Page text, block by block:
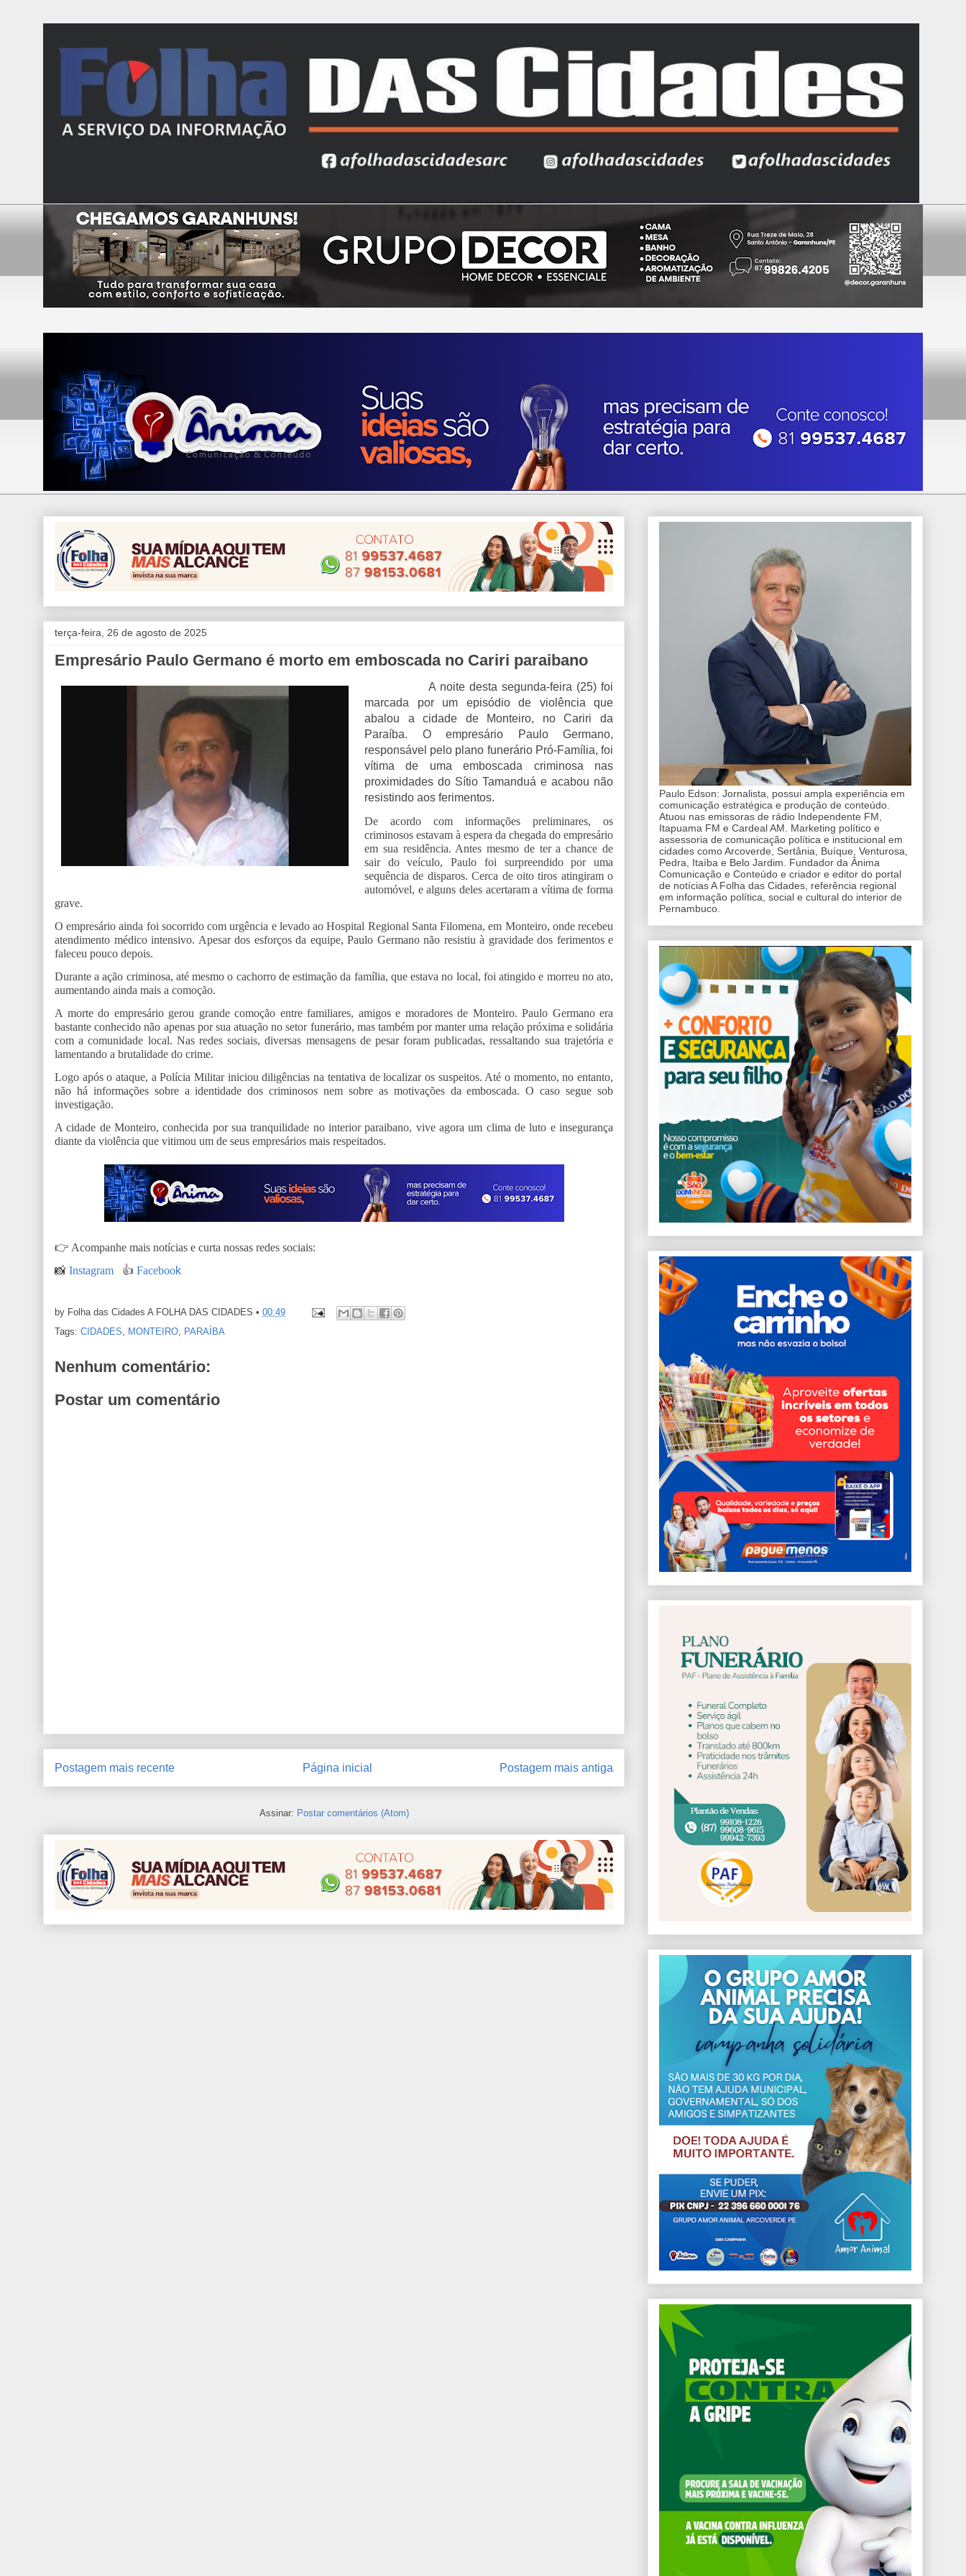
terça-feira, 26 de agosto de 2025
Empresário Paulo Germano é morto em emboscada no Cariri paraibano
A noite desta segunda-feira (25) foi
marcada por um episódio de violência que
abalou a cidade de Monteiro, no Cariri da
Paraíba. O empresário Paulo Germano,
responsável pelo plano funerário Pró-Família, foi
vítima de uma emboscada criminosa nas
proximidades do Sítio Tamanduá e acabou não
resistindo aos ferimentos.
De acordo com informações preliminares, os
criminosos estavam à espera da chegada do empresário
em sua residência. Antes mesmo de ter a chance de
sair do veículo, Paulo foi surpreendido por uma
sequência de disparos. Cerca de oito tiros atingiram o
automóvel, e alguns deles acertaram a vítima de forma
grave.
O empresário ainda foi socorrido com urgência e levado ao Hospital Regional Santa Filomena, em Monteiro, onde recebeu
atendimento médico intensivo. Apesar dos esforços da equipe, Paulo Germano não resistiu à gravidade dos ferimentos e
faleceu pouco depois.
Durante a ação criminosa, até mesmo o cachorro de estimação da família, que estava no local, foi atingido e morreu no ato,
aumentando ainda mais a comoção.
A morte do empresário gerou grande comoção entre familiares, amigos e moradores de Monteiro. Paulo Germano era
bastante conhecido não apenas por sua atuação no setor funerário, mas também por manter uma relação próxima e solidária
com a comunidade local. Nas redes sociais, diversas mensagens de pesar foram publicadas, ressaltando sua trajetória e
lamentando a brutalidade do crime.
Logo após o ataque, a Polícia Militar iniciou diligências na tentativa de localizar os suspeitos. Até o momento, no entanto,
não há informações sobre a identidade dos criminosos nem sobre as motivações da emboscada. O caso segue sob
investigação.
A cidade de Monteiro, conhecida por sua tranquilidade no interior paraibano, vive agora um clima de luto e insegurança
diante da violência que vitimou um de seus empresários mais respeitados.
👉 Acompanhe mais notícias e curta nossas redes sociais:
📸 Instagram 👍 Facebook
by Folha das Cidades A FOLHA DAS CIDADES • 00:49
Tags: CIDADES, MONTEIRO, PARAÍBA
Nenhum comentário:
Postar um comentário
Postagem mais recente Postagem mais antiga
Página inicial
Assinar: Postar comentários (Atom)
Paulo Edson: Jornalista, possui ampla experiência em
comunicação estratégica e produção de conteúdo.
Atuou nas emissoras de rádio Independente FM,
Itapuama FM e Cardeal AM. Marketing político e
assessoria de comunicação política e institucional em
cidades como Arcoverde, Sertânia, Buíque, Venturosa,
Pedra, Itaíba e Belo Jardim. Fundador da Ânima
Comunicação e Conteúdo e criador e editor do portal
de notícias A Folha das Cidades, referência regional
em informação política, social e cultural do interior de
Pernambuco.